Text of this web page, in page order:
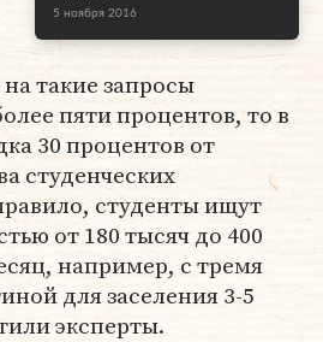
5 ноября 2016
такие запросы
пяти процентов, то в
30 процентов от
студенческих
студенты ищут
от 180 тысяч до 400
например, с тремя
для заселения 3-5
эксперты.